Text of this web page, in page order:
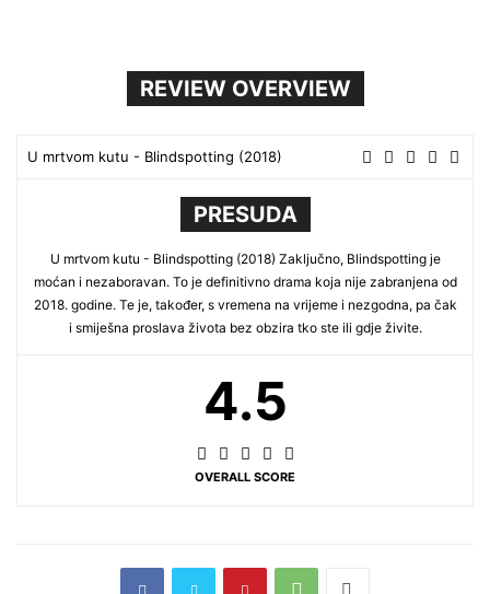
REVIEW OVERVIEW
U mrtvom kutu - Blindspotting (2018)
PRESUDA
U mrtvom kutu - Blindspotting (2018) Zaključno, Blindspotting je
moćan i nezaboravan. To je definitivno drama koja nije zabranjena od
2018. godine. Te je, također, s vremena na vrijeme i nezgodna, pa čak
i smiješna proslava života bez obzira tko ste ili gdje živite.
4.5
OVERALL SCORE